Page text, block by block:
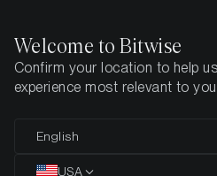
Startseite Über uns
Welcome to Bitwise
Confirm your location to help
experience most relevant to you
English
USA